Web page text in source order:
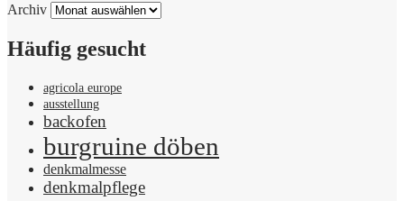
Archiv
Häufig gesucht
agricola europe
ausstellung
backofen
burgruine döben
denkmalmesse
denkmalpflege